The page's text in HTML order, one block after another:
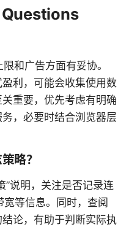
和广告方面有妥协。
利，可能会收集使用数
重要，优先考虑有明确
，必要时结合浏览器层
略？
”说明，关注是否记录连
等信息。同时，查阅
论，有助于判断实际执